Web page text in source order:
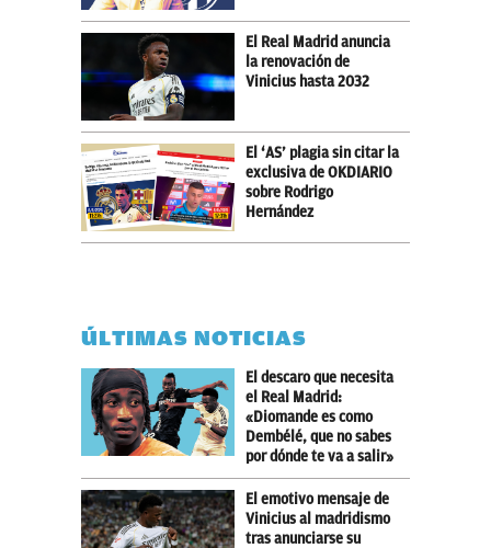
El Real Madrid anuncia
la renovación de
Vinicius hasta 2032
El ‘AS’ plagia sin citar la
exclusiva de OKDIARIO
sobre Rodrigo
Hernández
ÚLTIMAS NOTICIAS
El descaro que necesita
el Real Madrid:
«Diomande es como
Dembélé, que no sabes
por dónde te va a salir»
El emotivo mensaje de
Vinicius al madridismo
tras anunciarse su